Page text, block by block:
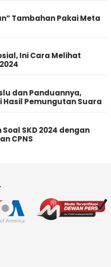
Tambahan Pakai Meta
Ini Cara Melihat
dan Panduannya,
Pemungutan Suara
SKD 2024 dengan
CPNS